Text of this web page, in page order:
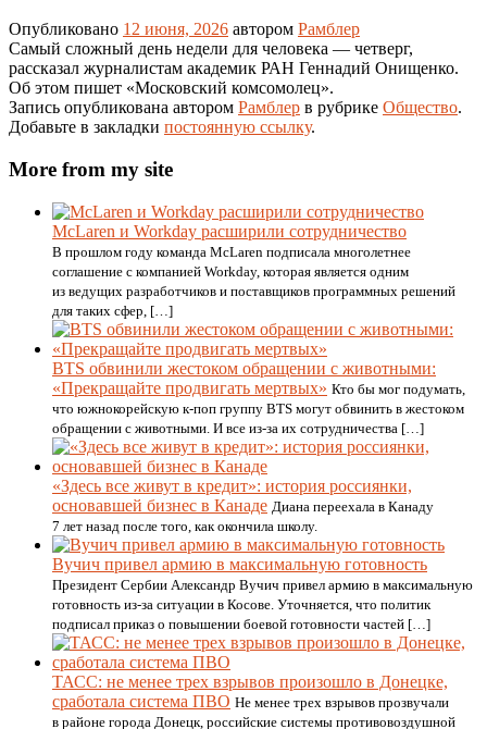
Опубликовано 12 июня, 2026 автором Рамблер
Самый сложный день недели для человека — четверг,
рассказал журналистам академик РАН Геннадий Онищенко.
Об этом пишет «Московский комсомолец».
Запись опубликована автором Рамблер в рубрике Общество.
Добавьте в закладки постоянную ссылку.
More from my site
McLaren и Workday расширили сотрудничество
В прошлом году команда McLaren подписала многолетнее
соглашение с компанией Workday, которая является одним
из ведущих разработчиков и поставщиков программных решений
для таких сфер, […]
BTS обвинили жестоком обращении с животными:
«Прекращайте продвигать мертвых» Кто бы мог подумать,
что южнокорейскую к-поп группу BTS могут обвинить в жестоком
обращении с животными. И все из-за их сотрудничества […]
«Здесь все живут в кредит»: история россиянки,
основавшей бизнес в Канаде Диана переехала в Канаду
7 лет назад после того, как окончила школу.
Вучич привел армию в максимальную готовность
Президент Сербии Александр Вучич привел армию в максимальную
готовность из-за ситуации в Косове. Уточняется, что политик
подписал приказ о повышении боевой готовности частей […]
ТАСС: не менее трех взрывов произошло в Донецке,
сработала система ПВО Не менее трех взрывов прозвучали
в районе города Донецк, российские системы противовоздушной